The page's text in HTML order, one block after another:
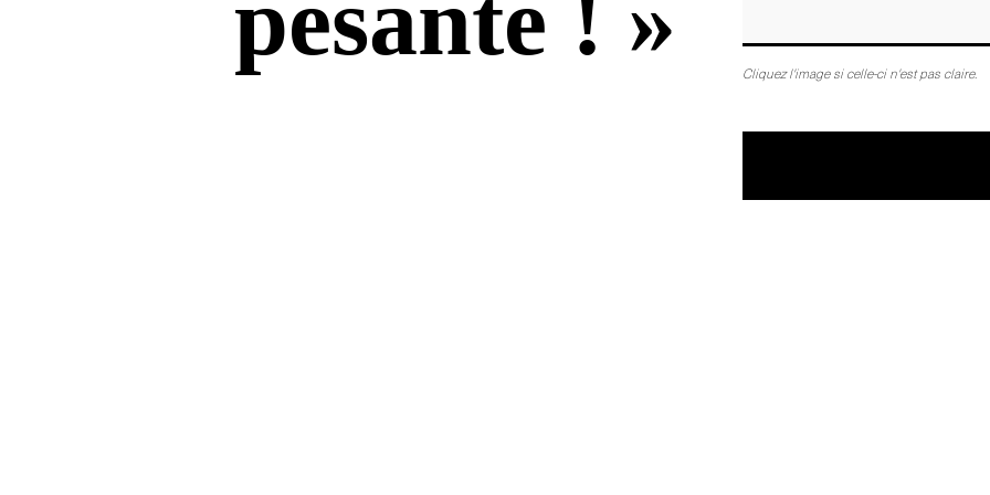
pesante ! »
Cliquez l'image si celle-ci n'est pas claire.